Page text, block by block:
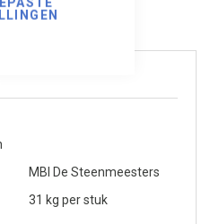
MBI De Steenmeesters
31 kg per stuk